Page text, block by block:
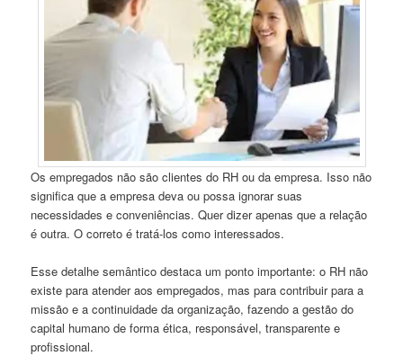
Os empregados não são clientes do RH ou da empresa. Isso não
significa que a empresa deva ou possa ignorar suas
necessidades e conveniências. Quer dizer apenas que a relação
é outra. O correto é tratá-los como interessados.
Esse detalhe semântico destaca um ponto importante: o RH não
existe para atender aos empregados, mas para contribuir para a
missão e a continuidade da organização, fazendo a gestão do
capital humano de forma ética, responsável, transparente e
profissional.